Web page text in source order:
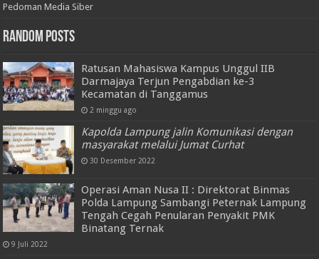
Pedoman Media Siber
Random Posts
Ratusan Mahasiswa Kampus Unggul IIB
Darmajaya Terjun Pengabdian ke-3
Kecamatan di Tanggamus
2 minggu ago
Kapolda Lampung jalin Komunikasi dengan
masyarakat melalui Jumat Curhat
30 Desember 2022
Operasi Aman Nusa II : Direktorat Binmas
Polda Lampung Sambangi Peternak Lampung
Tengah Cegah Penularan Penyakit PMK
Binatang Ternak
9 Juli 2022